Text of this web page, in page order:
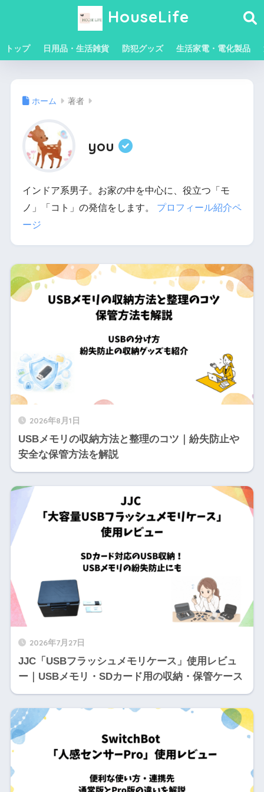
HouseLife
トップ 日用品・生活雑貨 防犯グッズ 生活家電・電化製品
ホーム 著者
you
インドア系男子。お家の中を中心に、役立つ「モ
ノ」「コト」の発信をします。 プロフィール紹介ペ
ージ
2026年8月1日
USBメモリの収納方法と整理のコツ｜紛失防止や
安全な保管方法を解説
2026年7月27日
JJC「USBフラッシュメモリケース」使用レビュ
ー｜USBメモリ・SDカード用の収納・保管ケース